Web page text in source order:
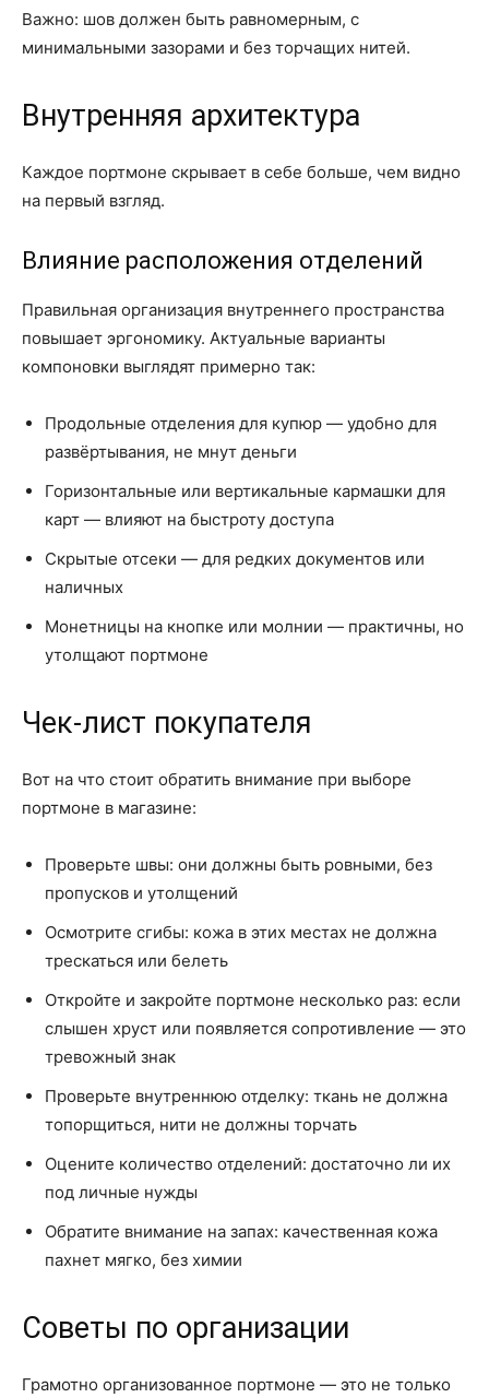
Важно: шов должен быть равномерным, с
минимальными зазорами и без торчащих нитей.
Внутренняя архитектура
Каждое портмоне скрывает в себе больше, чем видно
на первый взгляд.
Влияние расположения отделений
Правильная организация внутреннего пространства
повышает эргономику. Актуальные варианты
компоновки выглядят примерно так:
Продольные отделения для купюр — удобно для
развёртывания, не мнут деньги
Горизонтальные или вертикальные кармашки для
карт — влияют на быстроту доступа
Скрытые отсеки — для редких документов или
наличных
Монетницы на кнопке или молнии — практичны, но
утолщают портмоне
Чек-лист покупателя
Вот на что стоит обратить внимание при выборе
портмоне в магазине:
Проверьте швы: они должны быть ровными, без
пропусков и утолщений
Осмотрите сгибы: кожа в этих местах не должна
трескаться или белеть
Откройте и закройте портмоне несколько раз: если
слышен хруст или появляется сопротивление — это
тревожный знак
Проверьте внутреннюю отделку: ткань не должна
топорщиться, нити не должны торчать
Оцените количество отделений: достаточно ли их
под личные нужды
Обратите внимание на запах: качественная кожа
пахнет мягко, без химии
Советы по организации
Грамотно организованное портмоне — это не только